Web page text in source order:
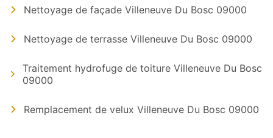
Nettoyage de façade Villeneuve Du Bosc 09000
Nettoyage de terrasse Villeneuve Du Bosc 09000
Traitement hydrofuge de toiture Villeneuve Du Bosc
09000
Remplacement de velux Villeneuve Du Bosc 09000